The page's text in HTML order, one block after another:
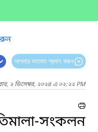
আপনার মতামত প্রদান করুন
২ ডিসেম্বর, ২০২৪ এ ০২:২২ PM
সংকলন